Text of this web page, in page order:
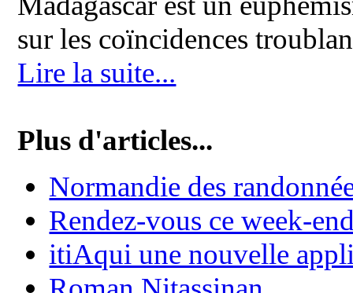
sur les coïncidences
Lire la suite...
Plus d'articles...
Normandie des
Rendez-vous ce week-
itiAqui une nouvelle